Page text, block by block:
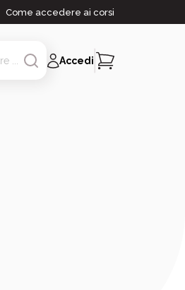
Come accedere ai corsi
Accedi